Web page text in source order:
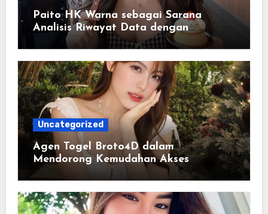
Paito HK Warna sebagai Sarana
Analisis Riwayat Data dengan
Tampilan yang Lebih Informatif
Uncategorized
Agen Togel Broto4D dalam
Mendorong Kemudahan Akses
Informasi Digital bagi Pengguna